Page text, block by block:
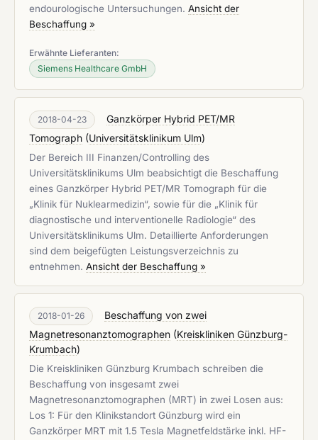
endourologische Untersuchungen. Ansicht der
Beschaffung »
Erwähnte Lieferanten:
Siemens Healthcare GmbH
2018-04-23
Ganzkörper Hybrid PET/MR
Tomograph (Universitätsklinikum Ulm)
Der Bereich III Finanzen/Controlling des
Universitätsklinikums Ulm beabsichtigt die Beschaffung
eines Ganzkörper Hybrid PET/MR Tomograph für die
„Klinik für Nuklearmedizin“, sowie für die „Klinik für
diagnostische und interventionelle Radiologie“ des
Universitätsklinikums Ulm. Detaillierte Anforderungen
sind dem beigefügten Leistungsverzeichnis zu
entnehmen. Ansicht der Beschaffung »
2018-01-26
Beschaffung von zwei
Magnetresonanztomographen (Kreiskliniken Günzburg-
Krumbach)
Die Kreiskliniken Günzburg Krumbach schreiben die
Beschaffung von insgesamt zwei
Magnetresonanztomographen (MRT) in zwei Losen aus:
Los 1: Für den Klinikstandort Günzburg wird ein
Ganzkörper MRT mit 1.5 Tesla Magnetfeldstärke inkl. HF-